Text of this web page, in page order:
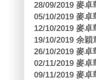
28/09/2019 麥
05/10/2019 麥
12/10/2019 麥
19/10/2019 余
26/10/2019 麥
02/11/2019 麥
09/11/2019 麥